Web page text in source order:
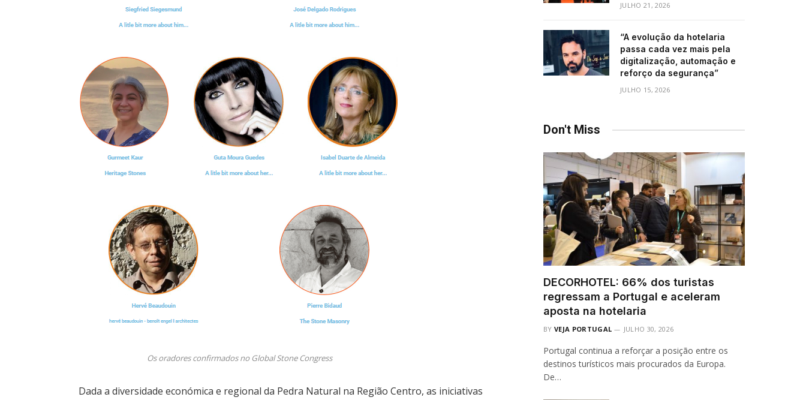
Os oradores confirmados no Global Stone Congress
Dada a diversidade económica e regional da Pedra Natural na Região Centro, as iniciativas
JULHO 21, 2026
“A evolução da hotelaria
passa cada vez mais pela
digitalização, automação e
reforço da segurança”
JULHO 15, 2026
Don't Miss
DECORHOTEL: 66% dos turistas
regressam a Portugal e aceleram
aposta na hotelaria
BY VEJA PORTUGAL JULHO 30, 2026
Portugal continua a reforçar a posição entre os
destinos turísticos mais procurados da Europa.
De…